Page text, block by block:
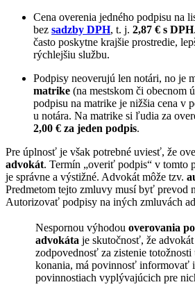
Cena overenia jedného podpisu na
bez sadzby DPH, t. j. 2,87 € s DPH
často poskytne krajšie prostredie,
rýchlejšiu službu.
Podpisy neoverujú len notári, no je
matrike (na mestskom či obecnom
podpisu na matrike je nižšia cena v
u notára. Na matrike si ľudia za
2,00 € za jeden podpis.
Pre úplnosť je však potrebné uviesť, že
advokát. Termín „overiť podpis“ v tomto
je správne a výstižné. Advokát môže tzv.
Predmetom tejto zmluvy musí byť prevod
Autorizovať podpisy na iných zmluvách
Nespornou výhodou overovania
advokáta je skutočnosť, že advokát
zodpovednosť za zistenie totožnosti
konania, má povinnosť informovať
povinnostiach vyplývajúcich pre